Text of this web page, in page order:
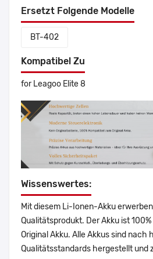
Ersetzt Folgende Modelle
BT-402
Kompatibel Zu
for Leagoo Elite 8
Wissenswertes:
Mit diesem Li-Ionen-Akku
Qualitätsprodukt. Der Akku ist
Original Akku. Alle Akkus sind
Qualitätsstandards hergestellt und